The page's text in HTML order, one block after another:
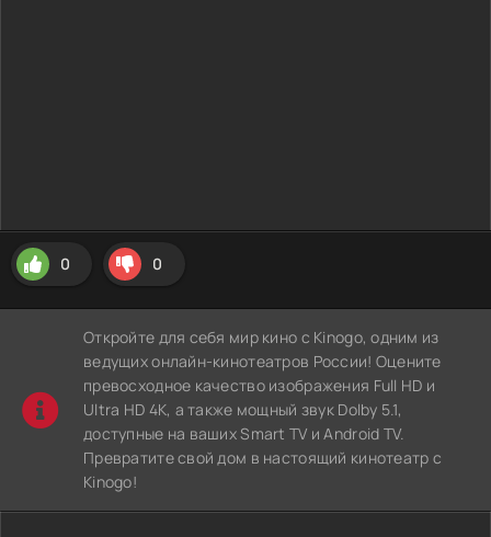
0 0
Откройте для себя мир кино с Kinogo, одним из
ведущих онлайн-кинотеатров России! Оцените
превосходное качество изображения Full HD и
Ultra HD 4K, а также мощный звук Dolby 5.1,
доступные на ваших Smart TV и Android TV.
Превратите свой дом в настоящий кинотеатр с
Kinogo!